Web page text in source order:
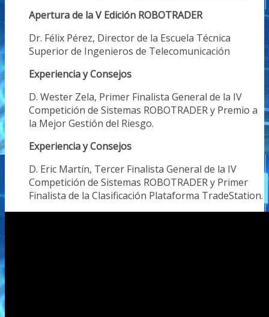
Apertura de la V Edición ROBOTRADER
Dr. Félix Pérez, Director de la Escuela Técnica
Superior de Ingenieros de Telecomunicación
Experiencia y Consejos
D. Wester Zela, Primer Finalista General de la IV
Competición de Sistemas ROBOTRADER y Premio a
la Mejor Gestión del Riesgo.
Experiencia y Consejos
D. Eric Martín, Tercer Finalista General de la IV
Competición de Sistemas ROBOTRADER y Primer
Finalista de la Clasificación Plataforma TradeStation.